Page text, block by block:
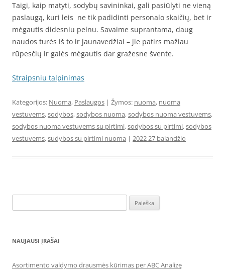
Taigi, kaip matyti, sodybų savininkai, gali pasiūlyti ne vieną
paslaugą, kuri leis ne tik padidinti personalo skaičių, bet ir
mėgautis didesniu pelnu. Savaime suprantama, daug
naudos turės iš to ir jaunavedžiai – jie patirs mažiau
rūpesčių ir galės mėgautis dar gražesne švente.
Straipsniu talpinimas
Kategorijos: Nuoma, Paslaugos | Žymos: nuoma, nuoma
vestuvems,sodybos,sodybos nuoma,sodybos nuoma vestuvems,
sodybos nuoma vestuvems su pirtimi,sodybos su pirtimi,sodybos
vestuvems,sudybos su pirtimi nuoma | 2022 27 balandžio
NAUJAUSI ĮRAŠAI
Asortimento valdymo drausmės kūrimas per ABC Analizę